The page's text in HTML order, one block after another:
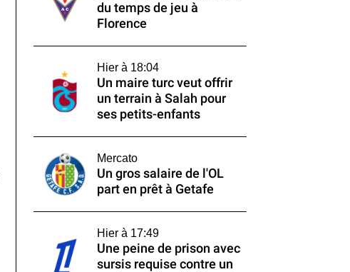
du temps de jeu à
Florence
Hier à 18:04
Un maire turc veut offrir
un terrain à Salah pour
ses petits-enfants
Mercato
Un gros salaire de l'OL
part en prêt à Getafe
Hier à 17:49
Une peine de prison avec
sursis requise contre un